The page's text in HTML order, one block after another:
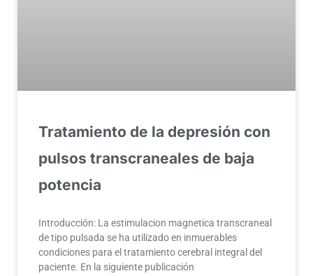
Tratamiento de la depresión con
pulsos transcraneales de baja
potencia
Introducción: La estimulacion magnetica transcraneal
de tipo pulsada se ha utilizado en inmuerables
condiciones para el tratamiento cerebral integral del
paciente. En la siguiente publicación